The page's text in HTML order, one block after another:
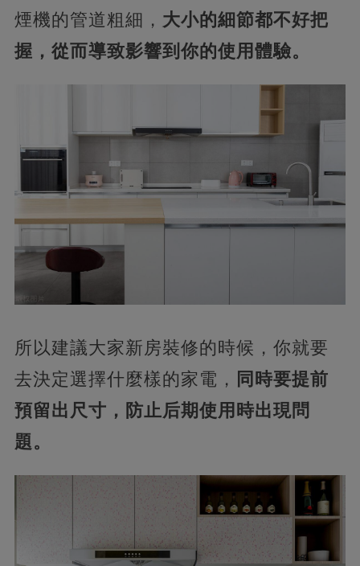
煙機的管道粗細， 大小的細節都不好把
握，從而導致影響到你的使用體驗。
所以建議大家新房裝修的時候，你就要
去決定選擇什麼樣的家電， 同時要提前
預留出尺寸，防止后期使用時出現問
題。